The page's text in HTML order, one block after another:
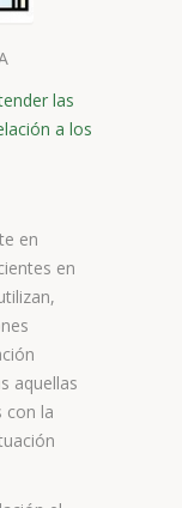
las
a los
en
en
aquellas
con la